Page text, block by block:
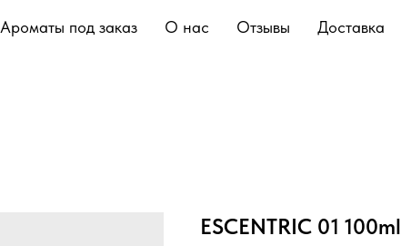
Ароматы под заказ О нас Отзывы Доставка
ESCENTRIC 01 100ml